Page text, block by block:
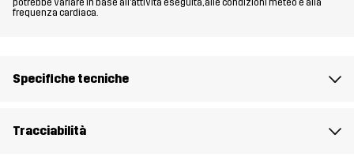
potrebbe variare in base all'attività eseguita, alle condizioni meteo e alla
frequenza cardiaca.
Specifiche tecniche
Tracciabilità